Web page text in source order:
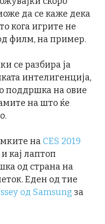
да се каже дека
кога игрите не
филм, на пример.
се разбира ја
интелигенција,
поддршка на овие
на што ќе
на CES 2019
кај лаптоп
од страна на
Еден од тие
од Samsung за